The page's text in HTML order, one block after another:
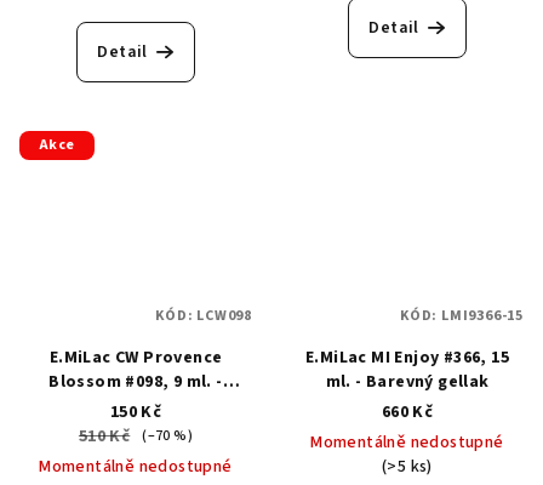
Detail
Detail
Akce
E.MiLac CW Provence
Blossom #098, 9 ml. -
Barevný gellak
150 Kč
510 Kč (–70 %)
Momentálně nedostupné
KÓD: LCW098
E.MiLac MI Enjoy #366, 15
ml. - Barevný gellak
660 Kč
Momentálně nedostupné
(>5 ks)
KÓD: LMI9366-15